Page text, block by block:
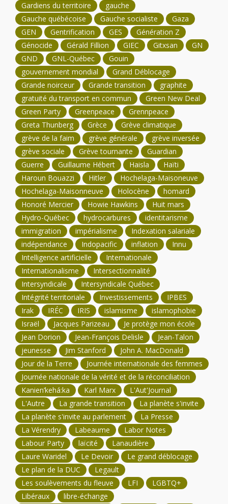
Gardiens du territoire
gauche
Gauche québécoise
Gauche socialiste
Gaza
GEN
Gentrification GES
Génération Z
Génocide
Gérald Fillion GIEC Gitxsan
GN
GND
GNL-Québec
Gouin
gouvernement mondial
Grand Déblocage
Grande noirceur
Grande transition
graphite
gratuité du transport en commun
Green New Deal
Green Party
Greenpeace
Grennpeace
Greta Thunberg
Grèce
Grève climatique
grève de la faim
grève générale
grève inversée
grève sociale
Grève tournante
Guardian
Guerre
Guillaume Hébert Haisla
Haïti
Haroun Bouazzi
Hitler
Hochelaga-Maisoneuve
Hochelaga-Maisonneuve
Holocène
homard
Honoré Mercier
Howie Hawkins
Huit mars
Hydro-Québec
hydrocarbures
identitarisme
immigration
impérialisme
Indexation salariale
indépendance
Indopacific inflation
Innu
Intelligence artificielle
Internationale
Internationalisme
Intersectionnalité
Intersyndicale
Intersyndicale Québec
Intégrité territoriale
Investissements
IPBES
Irak
IRÉC IRIS islamisme
islamophobie
Israël
Jacques Parizeau
Je protège mon école
Jean Dorion
Jean-François Delisle
Jean-Talon
jeunesse
Jim Stanford
John A. MacDonald
Jour de la Terre
Journée internationale des femmes
Journée nationale de la vérité et de la réconciliation
Kanien’kehá:ka
Karl Marx
L'Aut'Journal
L'Autre
La grande transition
La planète s'invite
La planète s'invite au parlement
La Presse
La Vérendry
Labeaume
Labor Notes
Labour Party
laïcité
Lanaudière
Laure Waridel
Le Devoir
Le grand déblocage
Le plan de la DUC
Legault
Les soulèvements du fleuve
LFI
LGBTQ+
Libéraux
libre-échange